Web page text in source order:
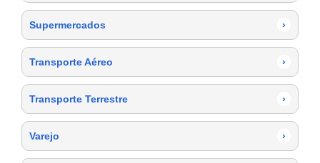
Supermercados ›
Transporte Aéreo ›
Transporte Terrestre ›
Varejo ›